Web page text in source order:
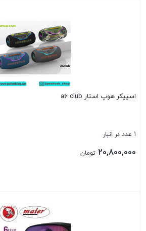
اسپیکر هوپ استار a6 club
1 عدد در انبار
20,800,000 تومان